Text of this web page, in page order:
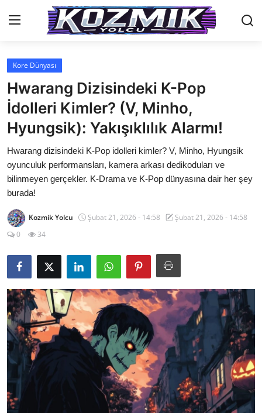
Anasayfa
İletişim
Genel
Anime Önerileri
Kore Dünyası
Anime
Dizi & Film
Testler
Kore Dünyası
Hwarang Dizisindeki K-Pop
İdolleri Kimler? (V, Minho,
Hyungsik): Yakışıklılık Alarmı!
Hwarang dizisindeki K-Pop idolleri kimler? V, Minho, Hyungsik
oyunculuk performansları, kamera arkası dedikoduları ve
bilinmeyen gerçekler. K-Drama ve K-Pop dünyasına dair her şey
burada!
Kozmik Yolcu Şubat 21, 2026 - 14:58
Şubat 21, 2026 - 14:58
0
34